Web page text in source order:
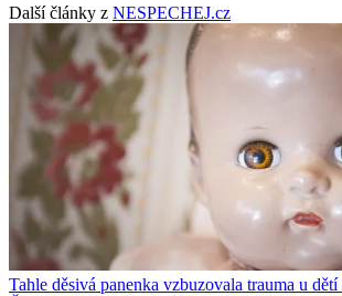
Další články z NESPECHEJ.cz
Tahle děsivá panenka vzbuzovala trauma u dětí